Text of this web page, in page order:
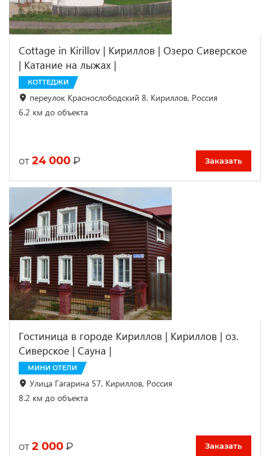
Cottage in Kirillov | Кириллов | Озеро Сиверское
| Катание на лыжах |
КОТТЕДЖИ
переулок Краснослободский 8, Кириллов, Россия
6.2 км до объекта
от 24 000 ₽ Заказать
Гостиница в городе Кириллов | Кириллов | оз.
Сиверское | Сауна |
МИНИ ОТЕЛИ
Улица Гагарина 57, Кириллов, Россия
8.2 км до объекта
от 2 000 ₽ Заказать